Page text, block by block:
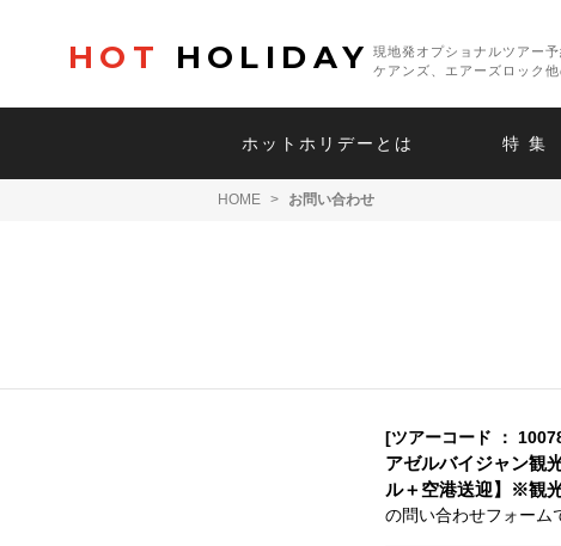
HOT HOLIDAY
現地発オプショナルツアー
ケアンズ、エアーズロック他
ホットホリデーとは 特 集
HOME > お問い合わせ
[ツアーコード ：
アゼルバイジャン観
ル＋空港送迎】※観
の問い合わせフォーム